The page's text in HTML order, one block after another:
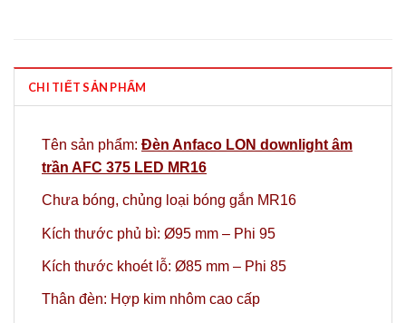
CHI TIẾT SẢN PHẨM
Tên sản phẩm: Đèn Anfaco LON downlight âm
trần AFC 375 LED MR16
Chưa bóng, chủng loại bóng gắn MR16
Kích thước phủ bì: Ø95 mm – Phi 95
Kích thước khoét lỗ: Ø85 mm – Phi 85
Thân đèn: Hợp kim nhôm cao cấp